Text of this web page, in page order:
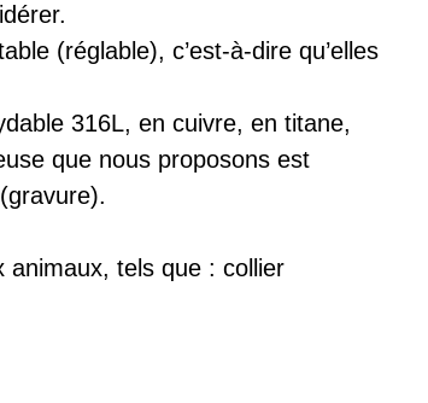
(réglable), c’est-à-dire qu’elles
316L, en cuivre, en titane,
que nous proposons est
animaux, tels que : collier